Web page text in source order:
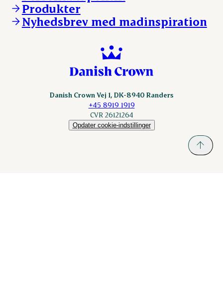
KLS.se
nordicspoor.com
Scanhide.dk
Produkter
Nyhedsbrev med madinspiration
Danish Crown Vej 1, DK-8940 Randers
+45 8919 1919
CVR 26121264
Opdater cookie-indstillinger